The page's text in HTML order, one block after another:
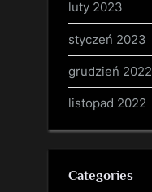
luty 2023
styczeń 2023
grudzień 2022
listopad 2022
Categories